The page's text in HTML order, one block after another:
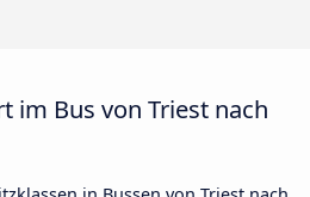
im Bus von Triest nach